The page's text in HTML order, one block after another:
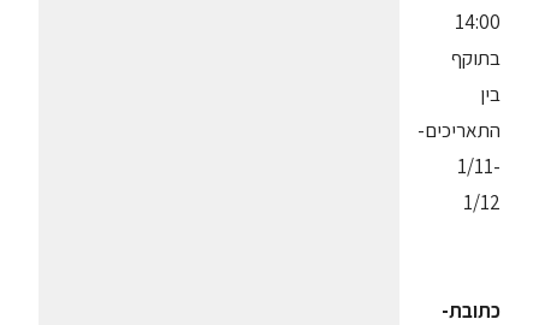
14:00
בתוקף
בין
התאריכים-
1/11-
1/12
כתובת-